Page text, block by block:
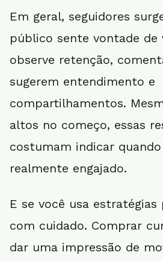
Em geral, seguidores
público sente vontade de
observe retenção,
sugerem entendimento e
compartilhamentos.
altos no começo, essas
costumam indicar
realmente engajado.
E se você usa
com cuidado. Comprar
dar uma impressão de